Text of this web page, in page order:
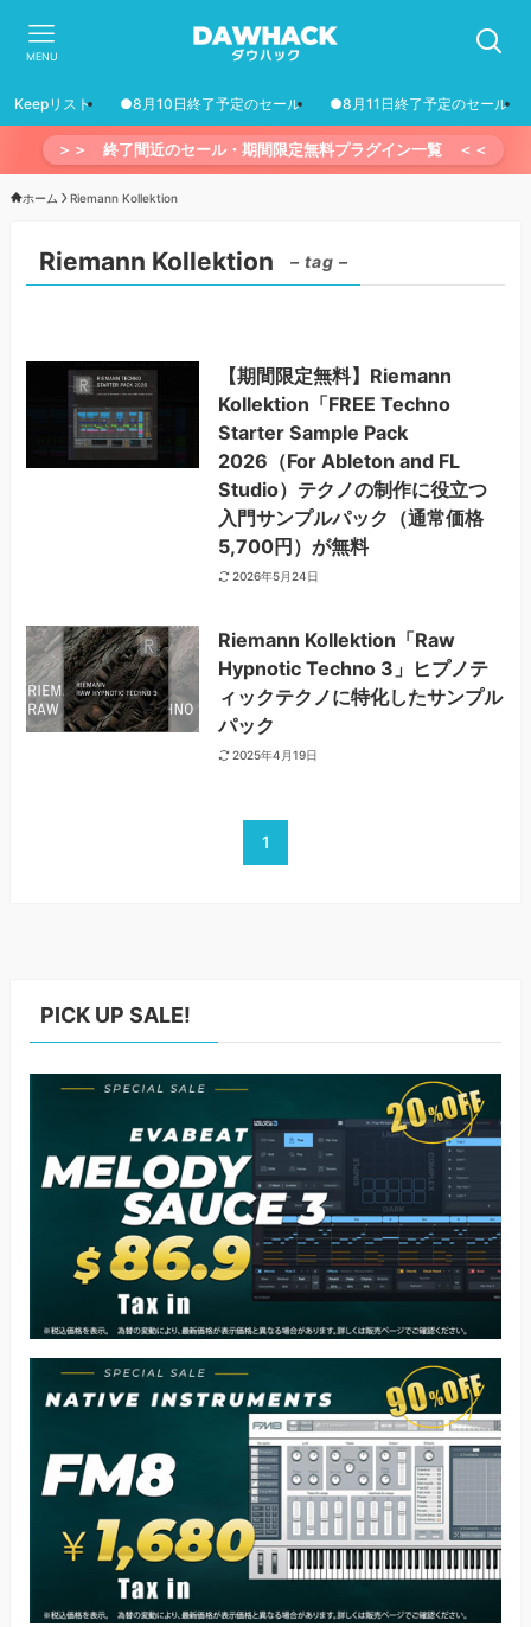
MENU
Keepリスト ●8月10日終了予定のセール ●8月11日終了予定のセール
＞＞ 終了間近のセール・期間限定無料プラグイン一覧 ＜＜
ホーム Riemann Kollektion
Riemann Kollektion – tag –
【期間限定無料】Riemann
Kollektion「FREE Techno
Starter Sample Pack
2026（For Ableton and FL
Studio）テクノの制作に役立つ
入門サンプルパック（通常価格
5,700円）が無料
2026年5月24日
Riemann Kollektion「Raw
Hypnotic Techno 3」ヒプノテ
ィックテクノに特化したサンプル
パック
2025年4月19日
1
PICK UP SALE!